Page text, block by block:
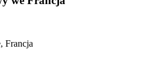
Francja